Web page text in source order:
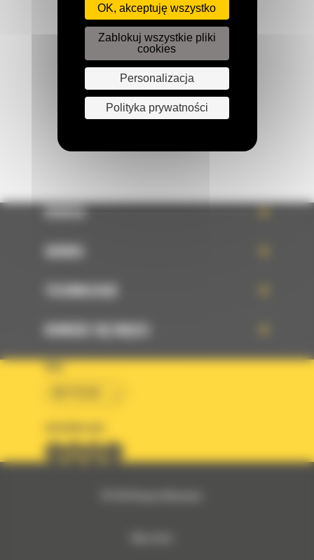
Zadzwoń do nas
122 100 122
Napisz do nas
WYŚLIJ WIADOMOŚĆ
OFERTA
SERWIS
TECHNOLOGIE
DOWIEDZ SIĘ WIĘCEJ
KRAJ
OK, akceptuję wszystko
Zablokuj wszystkie pliki
cookies
Personalizacja
Polityka prywatności